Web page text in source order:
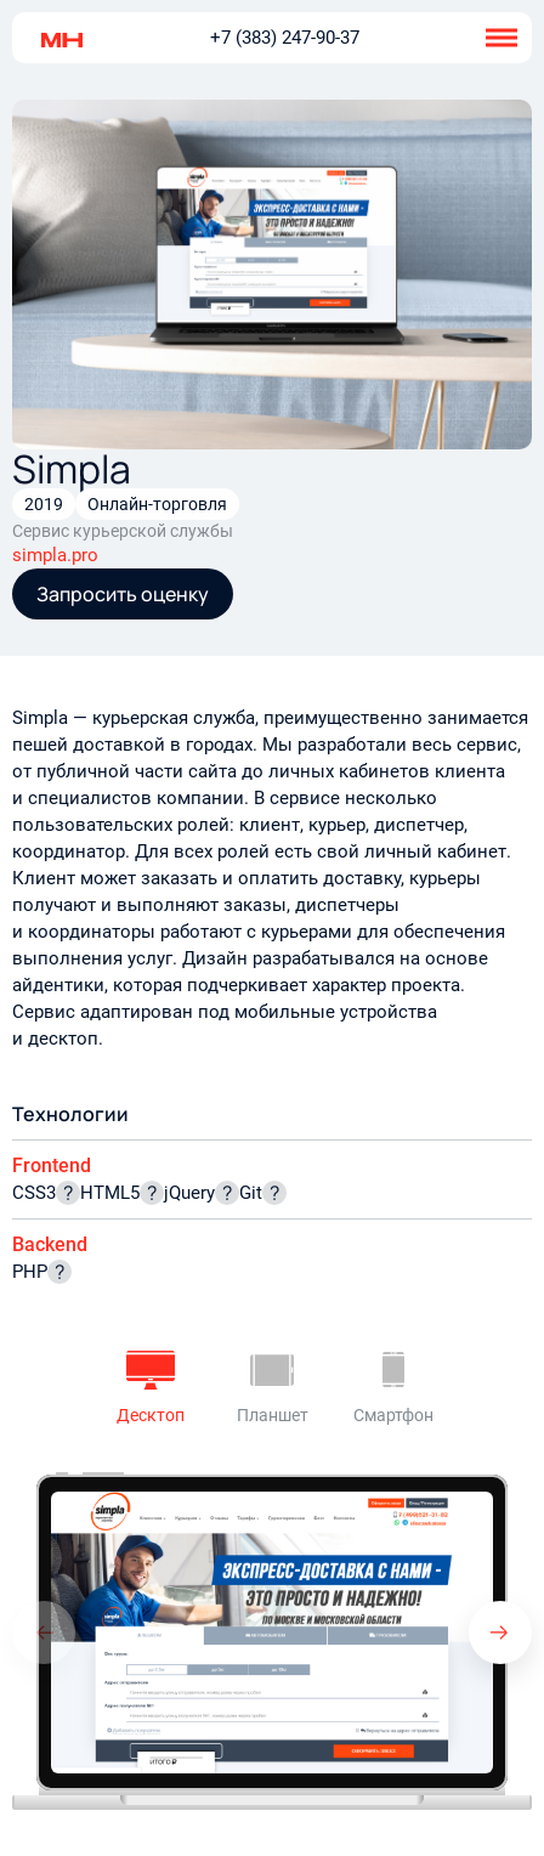
+7 (383) 247-90-37
Simpla
Сервис курьерской службы
simpla.pro
Запросить оценку
2019 Онлайн-торговля
Simpla — курьерская служба, преимущественно занимается
пешей доставкой в городах. Мы разработали весь сервис,
от публичной части сайта до личных кабинетов клиента
и специалистов компании. В сервисе несколько
пользовательских ролей: клиент, курьер, диспетчер,
координатор. Для всех ролей есть свой личный кабинет.
Клиент может заказать и оплатить доставку, курьеры
получают и выполняют заказы, диспетчеры
и координаторы работают с курьерами для обеспечения
выполнения услуг. Дизайн разрабатывался на основе
айдентики, которая подчеркивает характер проекта.
Сервис адаптирован под мобильные устройства
и десктоп.
Технологии
Frontend
CSS3 HTML5 jQuery Git
Backend
PHP